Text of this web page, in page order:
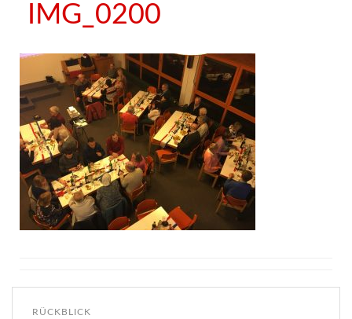
IMG_0200
RÜCKBLICK